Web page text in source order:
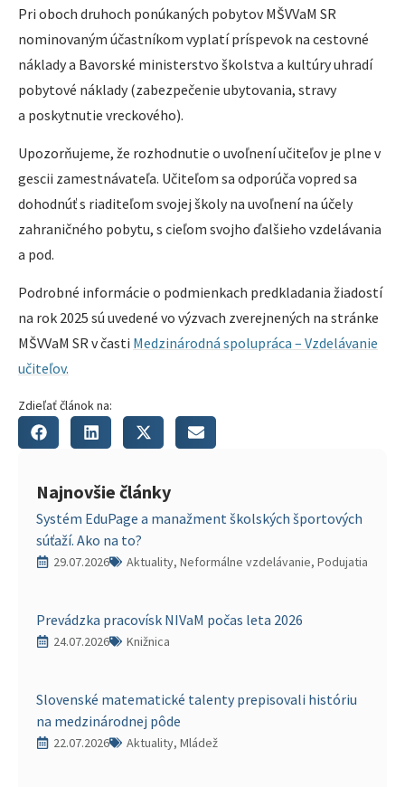
Pri oboch druhoch ponúkaných pobytov MŠVVaM SR
nominovaným účastníkom vyplatí príspevok na cestovné
náklady a Bavorské ministerstvo školstva a kultúry uhradí
pobytové náklady (zabezpečenie ubytovania, stravy
a poskytnutie vreckového).
Upozorňujeme, že rozhodnutie o uvoľnení učiteľov je plne v
gescii zamestnávateľa. Učiteľom sa odporúča vopred sa
dohodnúť s riaditeľom svojej školy na uvoľnení na účely
zahraničného pobytu, s cieľom svojho ďalšieho vzdelávania
a pod.
Podrobné informácie o podmienkach predkladania žiadostí
na rok 2025 sú uvedené vo výzvach zverejnených na stránke
MŠVVaM SR v časti Medzinárodná spolupráca – Vzdelávanie
učiteľov.
Zdieľať článok na:
Najnovšie články
Systém EduPage a manažment školských športových
súťaží. Ako na to?
29.07.2026 Aktuality, Neformálne vzdelávanie, Podujatia
Prevádzka pracovísk NIVaM počas leta 2026
24.07.2026 Knižnica
Slovenské matematické talenty prepisovali históriu
na medzinárodnej pôde
22.07.2026 Aktuality, Mládež